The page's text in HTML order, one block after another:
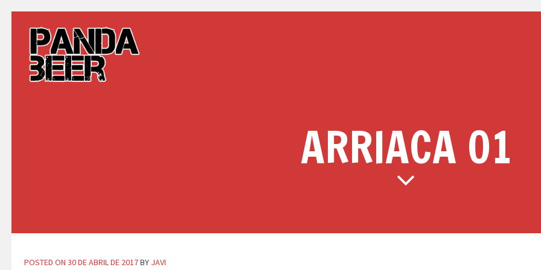
content
ARRIACA 01
POSTED ON 30 DE ABRIL DE 2017BY JAVI